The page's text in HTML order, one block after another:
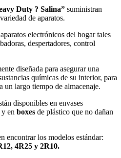
Duty ? Salina” suministran
de aparatos.
electrónicos del hogar tales
despertadores, control
diseñada para asegurar una
químicas de su interior, para
un largo tiempo de almacenaje.
disponibles en envases
y en boxes de plástico que no dañan
encontrar los modelos estándar:
4R25 y 2R10.